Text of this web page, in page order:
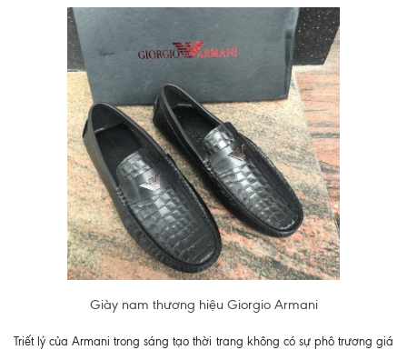
Giày nam thương hiệu Giorgio Armani
Triết lý của Armani trong sáng tạo thời trang không có sự phô trương giá